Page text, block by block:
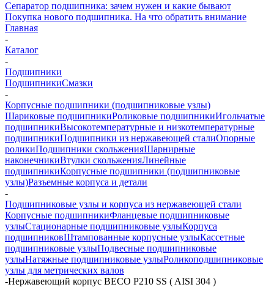
Сепаратор подшипника: зачем нужен и какие бывают
Покупка нового подшипника. На что обратить внимание
Главная
-
Каталог
-
Подшипники
ПодшипникиСмазки
-
Корпусные подшипники (подшипниковые узлы)
Шариковые подшипникиРоликовые подшипникиИгольчатые
подшипникиВысокотемпературные и низкотемпературные
подшипникиПодшипники из нержавеющей сталиОпорные
роликиПодшипники скольженияШарнирные
наконечникиВтулки скольженияЛинейные
подшипникиКорпусные подшипники (подшипниковые
узлы)Разъемные корпуса и детали
-
Подшипниковые узлы и корпуса из нержавеющей стали
Корпусные подшипникиФланцевые подшипниковые
узлыСтационарные подшипниковые узлыКорпуса
подшипниковШтампованные корпусные узлыКассетные
подшипниковые узлыПодвесные подшипниковые
узлыНатяжные подшипниковые узлыРоликоподшипниковые
узлы для метрических валов
-Нержавеющий корпус BECO P210 SS ( AISI 304 )